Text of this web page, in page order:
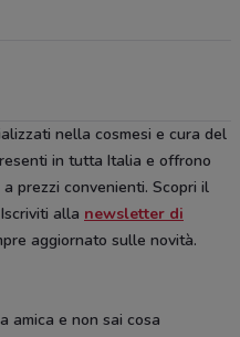
nella cosmesi e cura del
in tutta Italia e offrono
prezzi convenienti. Scopri il
alla newsletter di
aggiornato sulle novità.
amica e non sai cosa